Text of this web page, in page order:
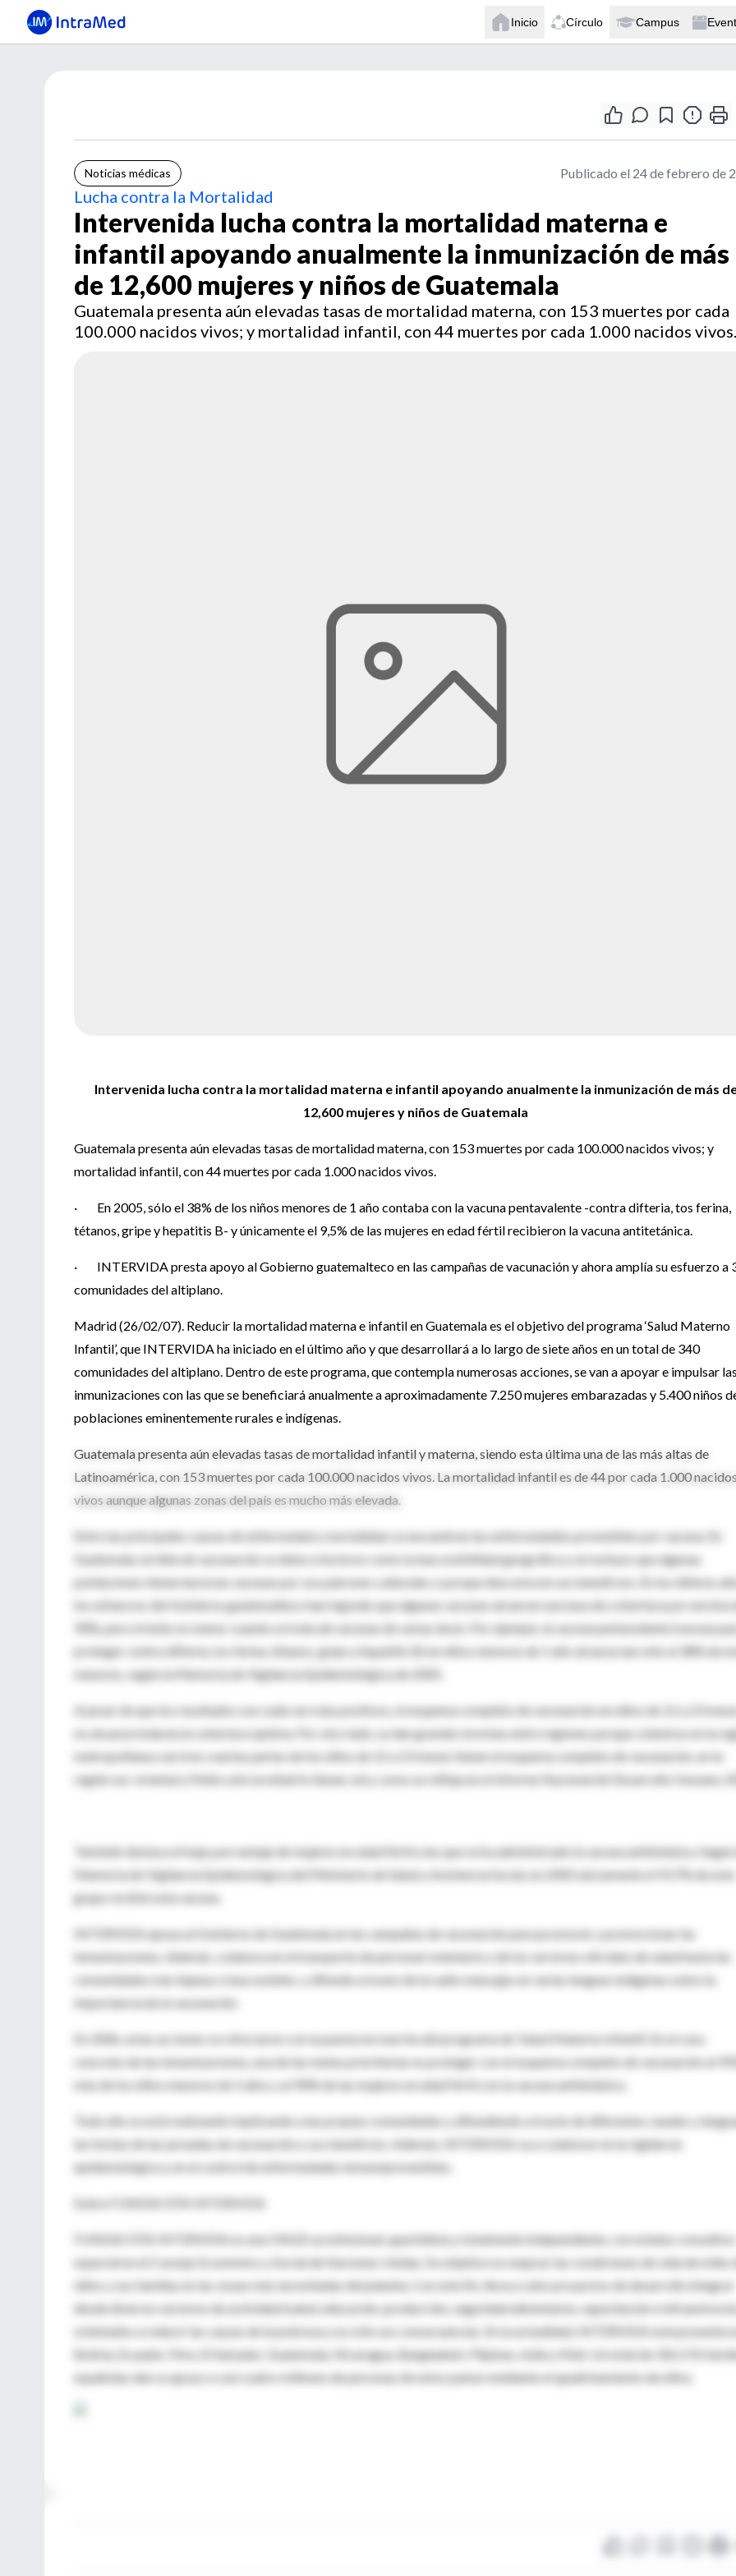
Inicio Círculo Campus
Noticias médicas Publicado el 24 de febrero de
Lucha contra la Mortalidad
Intervenida lucha contra la mortalidad materna e
infantil apoyando anualmente la inmunización de más
de 12,600 mujeres y niños de Guatemala
Guatemala presenta aún elevadas tasas de mortalidad materna, con 153 muertes por cada
100.000 nacidos vivos; y mortalidad infantil, con 44 muertes por cada 1.000 nacidos vivos.
Intervenida lucha contra la mortalidad materna e infantil apoyando anualmente la inmunización de más
12,600 mujeres y niños de Guatemala
Guatemala presenta aún elevadas tasas de mortalidad materna, con 153 muertes por cada 100.000 nacidos vivos; y
mortalidad infantil, con 44 muertes por cada 1.000 nacidos vivos.
· En 2005, sólo el 38% de los niños menores de 1 año contaba con la vacuna pentavalente -contra difteria, tos ferina,
tétanos, gripe y hepatitis B- y únicamente el 9,5% de las mujeres en edad fértil recibieron la vacuna antitetánica.
· INTERVIDA presta apoyo al Gobierno guatemalteco en las campañas de vacunación y ahora amplía su esfuerzo a
comunidades del altiplano.
Madrid (26/02/07). Reducir la mortalidad materna e infantil en Guatemala es el objetivo del programa ‘Salud Materno
Infantil’, que INTERVIDA ha iniciado en el último año y que desarrollará a lo largo de siete años en un total de 340
comunidades del altiplano. Dentro de este programa, que contempla numerosas acciones, se van a apoyar e impulsar
inmunizaciones con las que se beneficiará anualmente a aproximadamente 7.250 mujeres embarazadas y 5.400 niños
poblaciones eminentemente rurales e indígenas.
Guatemala presenta aún elevadas tasas de mortalidad infantil y materna, siendo esta última una de las más altas de
Latinoamérica, con 153 muertes por cada 100.000 nacidos vivos. La mortalidad infantil es de 44 por cada 1.000
vivos aunque algunas zonas del país es mucho más elevada.
Entre las principales causas de enfermedad y mortalidad, se encuentran las enfermedades prevenibles por vacuna. En
Guatemala, la falta de vacunación se debe a factores como la inaccesibilidad geográfica y el rechazo que algunas
poblaciones tienen hacia las vacunas por sus patrones culturales o porque desconocen sus beneficios. En los últimos
los esfuerzos del Gobierno guatemalteco han logrado que algunas vacunas alcancen una tasa de cobertura por encima
90%, pero el éxito es menor cuando se trata de vacunas de varias dosis. Por ejemplo, la vacuna pentavalente (vacuna
proteger contra difteria, tos ferina, tétanos, gripe y hepatitis B) en niños menores de 1 año alcanza tan sólo al 38% de
menores, según la Memoria de Vigilancia Epidemiológica de 2005.
A pesar de que los resultados son cada vez más positivos, el esquema completo de vacunación en niños de 12 a 23
no alcanza todavía la cobertura óptima. Por otro lado, se dan grandes brechas entre regiones porque, mientras en la
metropolitana casi tres cuartas partes de los niños de 12 a 23 meses tienen el esquema completo de vacunación, en la
región sur-oriental y Petén sólo la mitad lo tienen, tal y como se refleja en el Informe Nacional de Desarrollo Humano
También destaca el bajo porcentaje de mujeres en edad fértil a las que se ha administrado la vacuna antitetánica. Según
Memoria de Vigilancia Epidemológica del Ministerio de Salud y Asistencia Social, en 2005 únicamente el 9,57% de este
grupo recibió esta vacuna.
INTERVIDA apoya al Gobierno de Guatemala en las campañas de vacunación para promover y promocionar las
inmunizaciones. Además, colabora en el transporte de personal voluntario y de los servicios oficiales de salud hasta las
comunidades más lejanas e inaccesibles; y difunde a través de la radio mensajes en varias lenguas indígenas sobre la
importancia de la vacunación.
En 2006, estas acciones se reforzaron con la puesta en marcha del programa de ‘Salud Materno Infantil‘. En el caso
concreto de las inmunizaciones, una de las metas prioritarias es proteger con el esquema completo de vacunación al
más de los niños menores de 5 años y al 90% de las mujeres en edad fértil con la vacuna antitetánica.
Todo ello se está realizando implicando a las propias comunidades y difundiendo a través de diferentes canales y
las fechas de las jornadas de vacunación y sus beneficios. Además, INTERVIDA va a colaborar en la vigilancia
epidemiológica y en el control de enfermedades inmunoprevenibles.
Sobre FUNDACIÓN INTERVIDA
FUNDACIÓN INTERVIDA es una ONGD aconfesional, apartidista y totalmente independiente, con estatus consultivo
especial en el Consejo Económico y Social de Naciones Unidas. Su objetivo es mejorar las condiciones de vida de miles
niños y sus familias en las zonas más necesitadas del planeta. Con este fin, lleva a cabo proyectos de desarrollo integral
desde diversos sectores de actividad (salud, educación, producción, seguridad alimentaria, capacitación e
orientados a reducir las causas de la pobreza y no sólo sus consecuencias. En la actualidad, INTERVIDA está presente
Bolivia, Ecuador, Perú, El Salvador, Guatemala, Nicaragua, Bangladesh, Filipinas, India y Malí. Un total de 356.576
españolas dan su apoyo a casi cuatro millones de personas de estos países mediante el apadrinamiento de niños.